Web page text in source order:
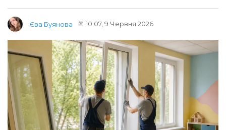
Єва Буянова 10:07, 9 Червня 2026